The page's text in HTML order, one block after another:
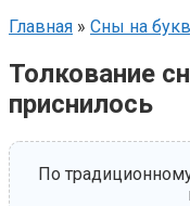
Главная » Сны на
Толкование
приснилось
По